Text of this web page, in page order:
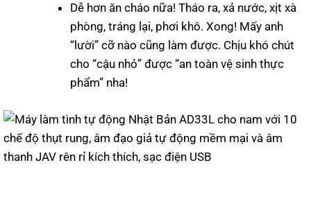
Dễ hơn ăn cháo nữa! Tháo ra, xả nước, xịt xà
phòng, tráng lại, phơi khô. Xong! Mấy anh
“lười” cỡ nào cũng làm được. Chịu khó chút
cho “cậu nhỏ” được “an toàn vệ sinh thực
phẩm” nha!